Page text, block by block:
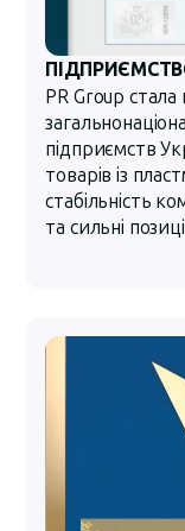
PR Group
підприємств
товарів із
стабільність
та сильні